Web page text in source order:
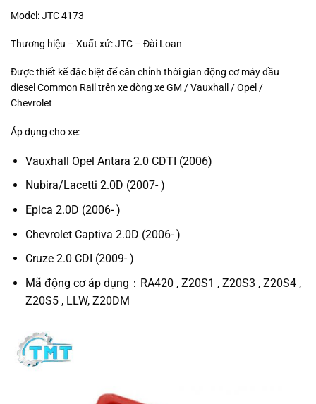
Model: JTC 4173
Thương hiệu – Xuất xứ: JTC – Đài Loan
Được thiết kế đặc biệt để căn chỉnh thời gian động cơ máy dầu
diesel Common Rail trên xe dòng xe GM / Vauxhall / Opel /
Chevrolet
Áp dụng cho xe:
Vauxhall Opel Antara 2.0 CDTI (2006)
Nubira/Lacetti 2.0D (2007- )
Epica 2.0D (2006- )
Chevrolet Captiva 2.0D (2006- )
Cruze 2.0 CDI (2009- )
Mã động cơ áp dụng：RA420 , Z20S1 , Z20S3 , Z20S4 ,
Z20S5 , LLW, Z20DM